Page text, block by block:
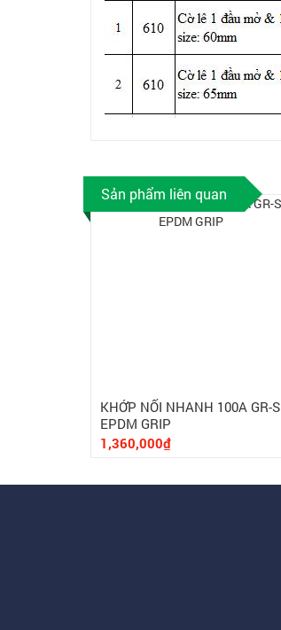
Sản phẩm liên quan
KHỚP NỐI NHANH 100A GR-S
EPDM GRIP
1,360,000₫